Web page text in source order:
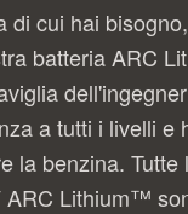
di cui hai
batteria ARC
a tutti i livelli e
la benzina. Tutte
ARC Lithium™